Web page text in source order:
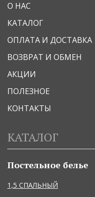
О НАС
КАТАЛОГ
ОПЛАТА И ДОСТАВКА
ВОЗВРАТ И ОБМЕН
АКЦИИ
ПОЛЕЗНОЕ
КОНТАКТЫ
КАТАЛОГ
Постельное белье
1,5 СПАЛЬНЫЙ